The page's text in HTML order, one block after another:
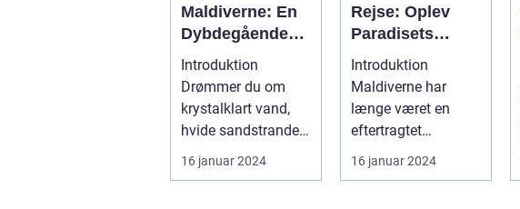
Maldiverne: En
Dybdegående
Oplevelse af
Paradis
Introduktion
Drømmer du om
krystalklart vand,
hvide sandstrande
og en afslappende
atmosfære? Så er
16 januar 2024
Rejse: Oplev
Paradisets
Skønhed og
Historie
Introduktion
Maldiverne har
længe været en
eftertragtet
destination for
rejsende, der søger
16 januar 2024